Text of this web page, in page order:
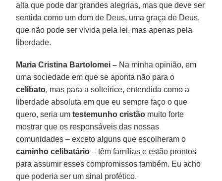
alta que pode dar grandes alegrias, mas que deve ser
sentida como um dom de Deus, uma graça de Deus,
que não pode ser vivida pela lei, mas apenas pela
liberdade.
Maria Cristina Bartolomei – Na minha opinião, em
uma sociedade em que se aponta não para o
celibato, mas para a solteirice, entendida como a
liberdade absoluta em que eu sempre faço o que
quero, seria umtestemunho cristão muito forte
mostrar que os responsáveis das nossas
comunidades – exceto alguns que escolheram o
caminho celibatário – têm famílias e estão prontos
para assumir esses compromissos também. Eu acho
que poderia ser um sinal profético.